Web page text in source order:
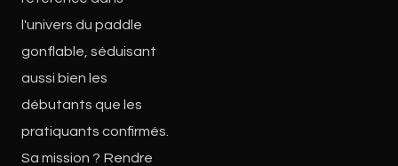
l'univers du paddle
gonflable, séduisant
aussi bien les
débutants que les
pratiquants confirmés.
Sa mission ? Rendre